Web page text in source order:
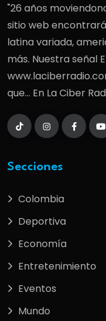
"26 años
sitio web
latina variada,
más. Nuestra señal
que... En La Ciber
Secciones
Colombia
Deportiva
Economía
Entretenimiento
Eventos
Mundo